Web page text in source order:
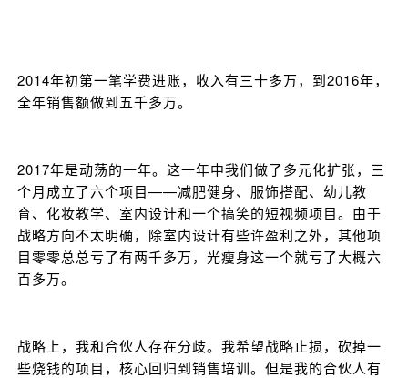
2014年初第一笔学费进账，收入有三十多万，到2016年，
全年销售额做到五千多万。
2017年是动荡的一年。这一年中我们做了多元化扩张，三
个月成立了六个项目——减肥健身、服饰搭配、幼儿教
育、化妆教学、室内设计和一个搞笑的短视频项目。由于
战略方向不太明确，除室内设计有些许盈利之外，其他项
目零零总总亏了有两千多万，光瘦身这一个就亏了大概六
百多万。
战略上，我和合伙人存在分歧。我希望战略止损，砍掉一
些烧钱的项目，核心回归到销售培训。但是我的合伙人有